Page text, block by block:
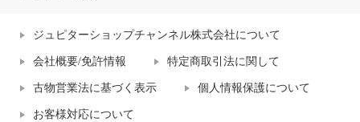
ジュピターショップチャンネル株式会社について
会社概要/免許情報 特定商取引法に関して
古物営業法に基づく表示 個人情報保護について
お客様対応について